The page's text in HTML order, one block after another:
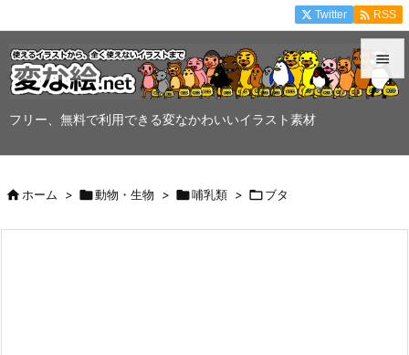
フリー、無料で利用できる変なかわいいイラスト素材


Twitter  RSS
ホーム > 動物・生物 > 哺乳類 > ブタ